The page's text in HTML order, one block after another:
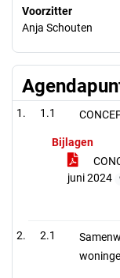
Voorzitter
Anja Schouten
1.1
Bijlagen
juni 2024
2.1